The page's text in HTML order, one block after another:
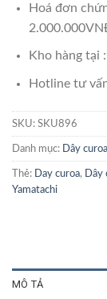
Hoá đơn
Kho hàng tại
Hotline tư
SKU: SKU896
Danh mục: Dây
Thẻ: Day curoa,
Yamatachi
MÔ TẢ